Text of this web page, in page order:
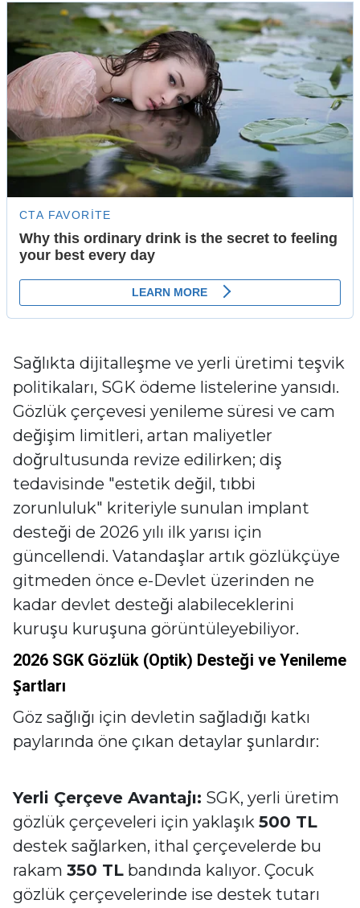
Sağlıkta dijitalleşme ve yerli üretimi teşvik
politikaları, SGK ödeme listelerine yansıdı.
Gözlük çerçevesi yenileme süresi ve cam
değişim limitleri, artan maliyetler
doğrultusunda revize edilirken; diş
tedavisinde "estetik değil, tıbbi
zorunluluk" kriteriyle sunulan implant
desteği de 2026 yılı ilk yarısı için
güncellendi. Vatandaşlar artık gözlükçüye
gitmeden önce e-Devlet üzerinden ne
kadar devlet desteği alabileceklerini
kuruşu kuruşuna görüntüleyebiliyor.
2026 SGK Gözlük (Optik) Desteği ve Yenileme
Şartları
Göz sağlığı için devletin sağladığı katkı
paylarında öne çıkan detaylar şunlardır:
Yerli Çerçeve Avantajı: SGK, yerli üretim
gözlük çerçeveleri için yaklaşık 500 TL
destek sağlarken, ithal çerçevelerde bu
rakam 350 TL bandında kalıyor. Çocuk
gözlük çerçevelerinde ise destek tutarı